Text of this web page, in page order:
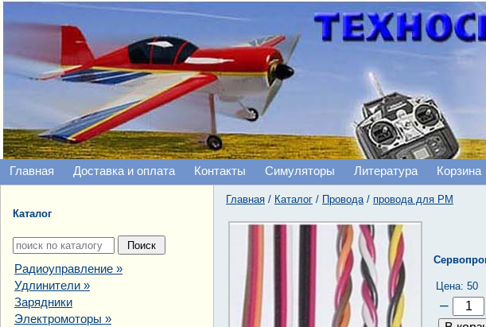
Главная Доставка и оплата Контакты Симуляторы Литература Корзина
Каталог
Радиоуправление »
Удлинители »
Зарядники
Электромоторы »
Главная / Каталог / Провода/ провода для РМ
Цена: 50
–